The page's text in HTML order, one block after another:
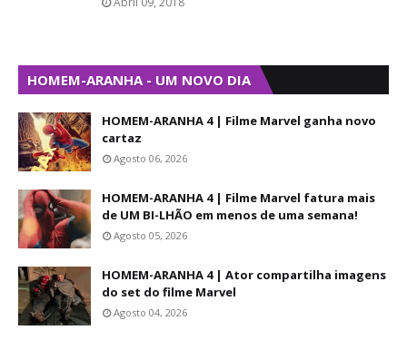
HOMEM-ARANHA - UM NOVO DIA
HOMEM-ARANHA 4 | Filme Marvel ganha novo
cartaz
Agosto 06, 2026
HOMEM-ARANHA 4 | Filme Marvel fatura mais
de UM BI-LHÃO em menos de uma semana!
Agosto 05, 2026
HOMEM-ARANHA 4 | Ator compartilha imagens
do set do filme Marvel
Agosto 04, 2026